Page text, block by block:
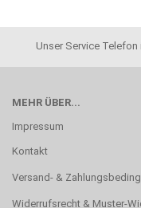
Unser Service Telefon
MEHR ÜBER...
Impressum
Kontakt
Versand- &
Widerrufsrecht & Muster-